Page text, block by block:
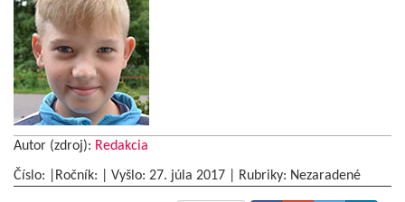
Autor (zdroj): Redakcia
Číslo: |Ročník: | Vyšlo: 27. júla 2017 Rubriky: Nezaradené